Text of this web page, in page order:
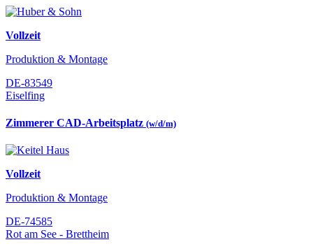
Vollzeit
Produktion & Montage
DE-83549
Eiselfing
Zimmerer CAD-Arbeitsplatz (w/d/m)
Vollzeit
Produktion & Montage
DE-74585
Rot am See - Brettheim